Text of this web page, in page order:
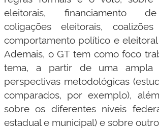
eleitorais, financiamento
coligações eleitorais,
comportamento político e
Ademais, o GT tem como foco
tema, a partir de uma ampla
perspectivas metodológicas
comparados, por exemplo),
sobre os diferentes níveis
estadual e municipal) e sobre